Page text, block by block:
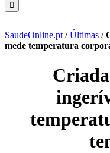
SaudeOnline.pt /Últimas /
mede temperatura